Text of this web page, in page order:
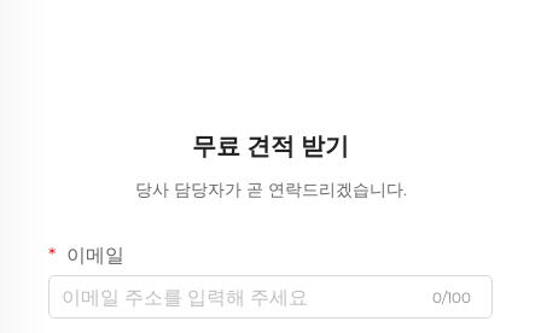
무료 견적 받기
당사 담당자가 곧 연락드리겠습니다.
이메일
0/100